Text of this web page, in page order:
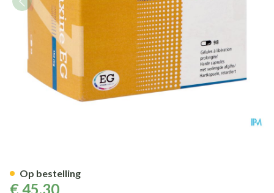
€ 45,30
Op bestelling